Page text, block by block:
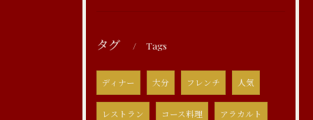
タグ Tags
ディナー 大分 フレンチ 人気
レストラン コース料理 アラカルト